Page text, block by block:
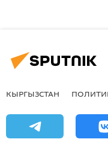
КЫРГЫЗСТАН